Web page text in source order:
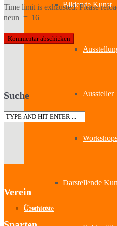
Bildende Kunst
Aussteller
Workshops
Darstellende
Time limit is exhausted. Please
neun = 16
Suche
Verein
Über uns
Geschichte
Sparten